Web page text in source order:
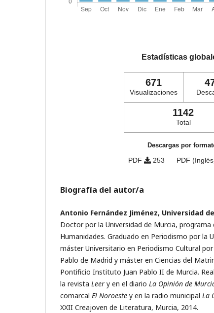
Estadísticas
671
Visualizaciones
1142
Total
Descargas por
PDF 253 PDF
Biografía del autor/a
Antonio Fernández Jiménez, Universidad
Doctor por la Universidad de Murcia,
Humanidades. Graduado en Periodismo por la
máster Universitario en Periodismo Cultural por
Pablo de Madrid y máster en Ciencias del
Pontificio Instituto Juan Pablo II de Murcia.
la revista Leer y en el diario La Opinión de
comarcal El Noroeste y en la radio municipal La
XXII Creajoven de Literatura, Murcia, 2014.